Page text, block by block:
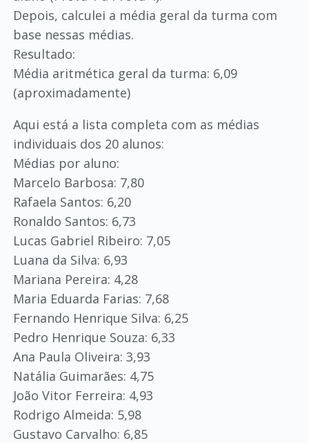
Depois, calculei a média geral da turma com
base nessas médias.
Resultado:
Média aritmética geral da turma: 6,09
(aproximadamente)
Aqui está a lista completa com as médias
individuais dos 20 alunos:
Médias por aluno:
Marcelo Barbosa: 7,80
Rafaela Santos: 6,20
Ronaldo Santos: 6,73
Lucas Gabriel Ribeiro: 7,05
Luana da Silva: 6,93
Mariana Pereira: 4,28
Maria Eduarda Farias: 7,68
Fernando Henrique Silva: 6,25
Pedro Henrique Souza: 6,33
Ana Paula Oliveira: 3,93
Natália Guimarães: 4,75
João Vitor Ferreira: 4,93
Rodrigo Almeida: 5,98
Gustavo Carvalho: 6,85